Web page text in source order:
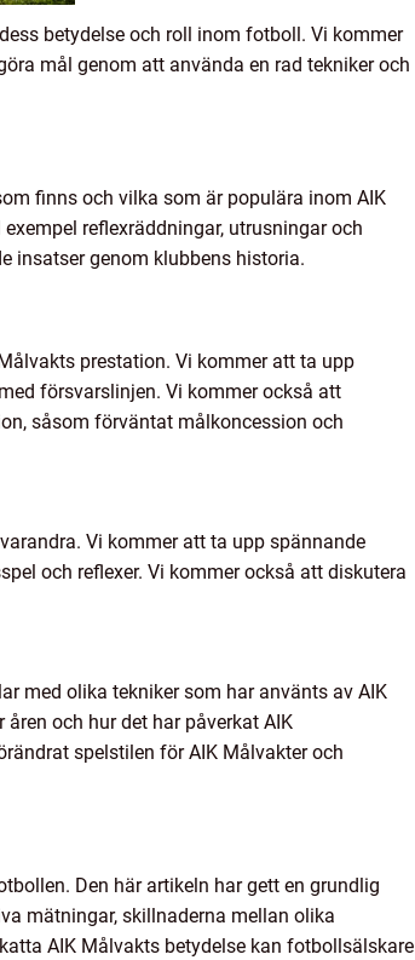
betydelse och roll inom fotboll. Vi kommer
mål genom att använda en rad tekniker och
finns och vilka som är populära inom AIK
reflexräddningar, utrusningar och
insatser genom klubbens historia.
prestation. Vi kommer att ta upp
försvarslinjen. Vi kommer också att
såsom förväntat målkoncession och
Vi kommer att ta upp spännande
och reflexer. Vi kommer också att diskutera
med olika tekniker som har använts av AIK
och hur det har påverkat AIK
spelstilen för AIK Målvakter och
Den här artikeln har gett en grundlig
mätningar, skillnaderna mellan olika
AIK Målvakts betydelse kan fotbollsälskare